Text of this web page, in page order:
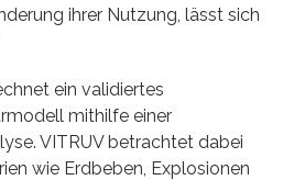
ihrer Nutzung, lässt sich
ein validiertes
mithilfe einer
VITRUV betrachtet dabei
wie Erdbeben, Explosionen